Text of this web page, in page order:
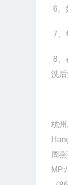
6
7
8
洗
杭
周
MP:/